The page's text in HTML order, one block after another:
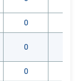
0
0
0